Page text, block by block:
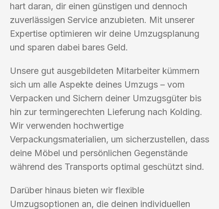
hart daran, dir einen günstigen und dennoch
zuverlässigen Service anzubieten. Mit unserer
Expertise optimieren wir deine Umzugsplanung
und sparen dabei bares Geld.
Unsere gut ausgebildeten Mitarbeiter kümmern
sich um alle Aspekte deines Umzugs – vom
Verpacken und Sichern deiner Umzugsgüter bis
hin zur termingerechten Lieferung nach Kolding.
Wir verwenden hochwertige
Verpackungsmaterialien, um sicherzustellen, dass
deine Möbel und persönlichen Gegenstände
während des Transports optimal geschützt sind.
Darüber hinaus bieten wir flexible
Umzugsoptionen an, die deinen individuellen